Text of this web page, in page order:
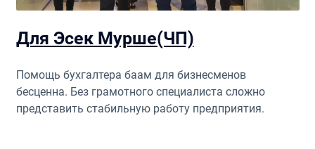
Для Эсек Мурше(ЧП)
Помощь бухгалтера баам для бизнесменов
бесценна. Без грамотного специалиста сложно
представить стабильную работу предприятия.